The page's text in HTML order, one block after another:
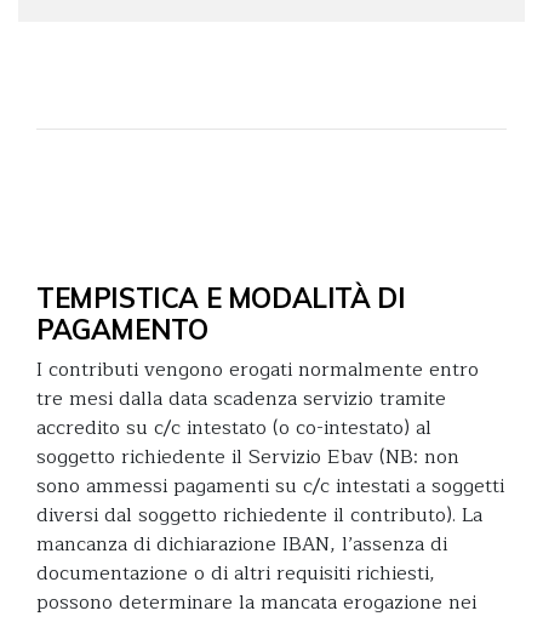
TEMPISTICA E MODALITÀ DI
PAGAMENTO
I contributi vengono erogati normalmente entro
tre mesi dalla data scadenza servizio tramite
accredito su c/c intestato (o co-intestato) al
soggetto richiedente il Servizio Ebav (NB: non
sono ammessi pagamenti su c/c intestati a soggetti
diversi dal soggetto richiedente il contributo). La
mancanza di dichiarazione IBAN, l’assenza di
documentazione o di altri requisiti richiesti,
possono determinare la mancata erogazione nei